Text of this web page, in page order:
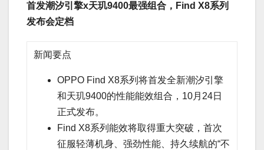
首发潮汐引擎x天玑9400最强组合，Find X8系列
发布会定档
新闻要点
OPPO Find X8系列将首发全新潮汐引擎
和天玑9400的性能能效组合，10月24日
正式发布。
Find X8系列能效将取得重大突破，首次
征服轻薄机身、强劲性能、持久续航的“不